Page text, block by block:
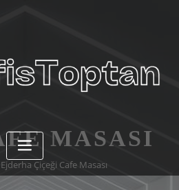
MASASI
Ejderha Çiçeği Cafe Masası